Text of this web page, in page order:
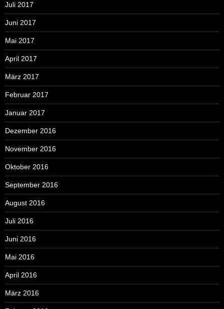
Juli 2017
Juni 2017
Mai 2017
April 2017
März 2017
Februar 2017
Januar 2017
Dezember 2016
November 2016
Oktober 2016
September 2016
August 2016
Juli 2016
Juni 2016
Mai 2016
April 2016
März 2016